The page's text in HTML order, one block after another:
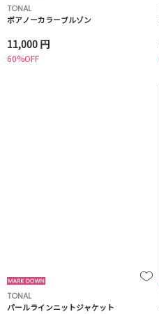
TONAL
ボアノーカラーブルゾン
11,000 円
60%OFF
TONAL
パールラインニットジャケット